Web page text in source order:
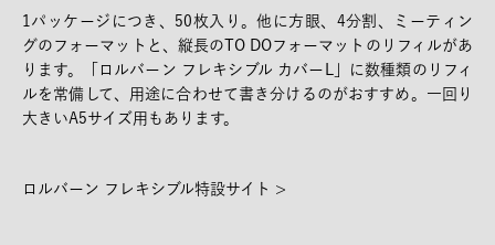
1パッケージにつき、50枚入り。他に方眼、4分割、ミーティン
グのフォーマットと、縦長のTO DOフォーマットのリフィルがあ
ります。「ロルバーン フレキシブル カバーL」に数種類のリフィ
ルを常備して、用途に合わせて書き分けるのがおすすめ。一回り
大きいA5サイズ用もあります。
ロルバーン フレキシブル特設サイト >